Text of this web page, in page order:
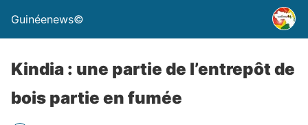
Guinéenews©
Kindia : une partie de l’entrepôt de
bois partie en fumée